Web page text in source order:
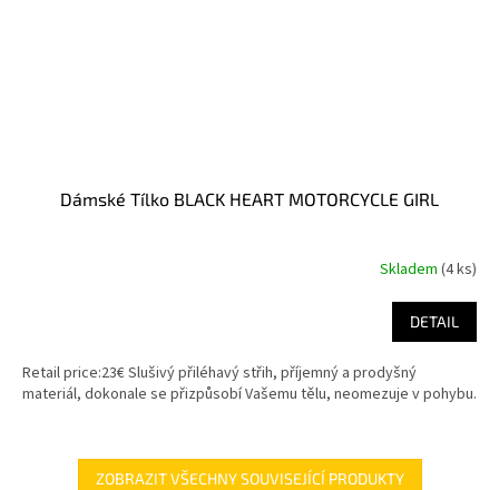
Dámské Tílko BLACK HEART MOTORCYCLE GIRL
Skladem (4 ks)
DETAIL
Retail price:23€ Slušivý přiléhavý střih, příjemný a prodyšný
materiál, dokonale se přizpůsobí Vašemu tělu, neomezuje v pohybu.
ZOBRAZIT VŠECHNY SOUVISEJÍCÍ PRODUKTY